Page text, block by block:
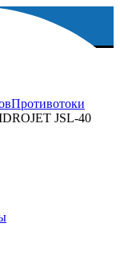
Противотоки
JSL-40